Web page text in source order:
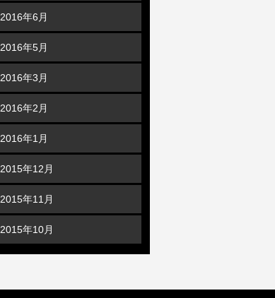
2016年6月
2016年5月
2016年3月
2016年2月
2016年1月
2015年12月
2015年11月
2015年10月